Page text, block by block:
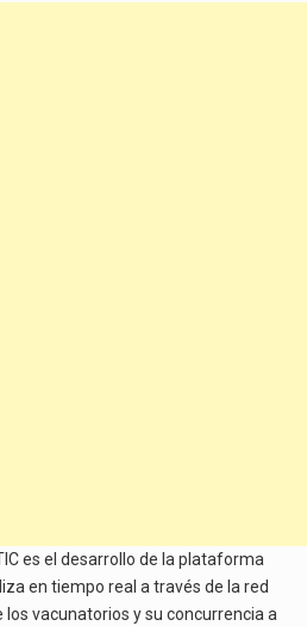
es el desarrollo de la plataforma
en tiempo real a través de la red
vacunatorios y su concurrencia a